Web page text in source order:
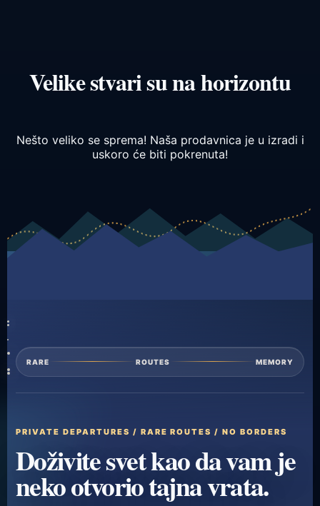
Velike stvari su na horizontu
Nešto veliko se sprema! Naša prodavnica je u izradi i
uskoro će biti pokrenuta!
RARE ROUTES MEMORY
PRIVATE DEPARTURES / RARE ROUTES / NO BORDERS
Doživite svet kao da vam je
neko otvorio tajna vrata.